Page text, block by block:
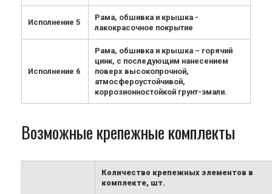
Исполнение 5
Рама, обшивка и крышка -
лакокрасочное покрытие
Исполнение 6
Рама, обшивка и крышка – горячий
цинк, с последующим нанесением
поверх высокопрочной,
атмосфероустойчивой,
коррозионностойкой грунт-эмали.
Возможные крепежные комплекты
Количество крепежных элементов в
комплекте, шт.